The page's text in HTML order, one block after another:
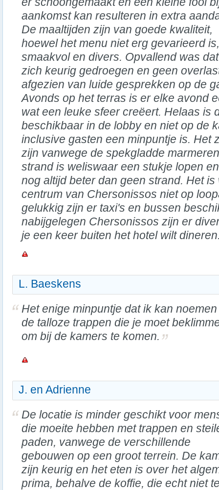
aankomst kan resulteren in extra
De maaltijden zijn van goede kwaliteit,
hoewel het menu niet erg gevarieerd
smaakvol en divers. Opvallend was
zich keurig gedroegen en geen
afgezien van luide gesprekken op de
Avonds op het terras is er elke avond
wat een leuke sfeer creëert. Helaas is
beschikbaar in de lobby en niet op de
inclusive gasten een minpuntje is. Het
zijn vanwege de spekgladde
strand is weliswaar een stukje lopen
nog altijd beter dan geen strand. Het
centrum van Chersonissos niet op
gelukkig zijn er taxi's en bussen
nabijgelegen Chersonissos zijn er
je een keer buiten het hotel wilt
L. Baeskens
Het enige minpuntje dat ik kan
de talloze trappen die je moet
om bij de kamers te komen.
J. en Adrienne
De locatie is minder geschikt voor
die moeite hebben met trappen en
paden, vanwege de verschillende
gebouwen op een groot terrein. De
zijn keurig en het eten is over het
prima, behalve de koffie, die echt niet